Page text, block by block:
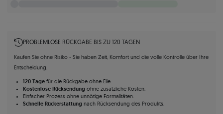
PROBLEMLOSE RÜCKGABE BIS ZU 120 TAGEN
Kaufen Sie ohne Risiko - Sie haben Zeit, Komfort und die volle Kontrolle über Ihre
Entscheidung.
120 Tagefür die Rückgabe ohne Eile.
Kostenlose Rücksendungohne zusätzliche Kosten.
Einfacher Prozess ohne unnötige Formalitäten.
Schnelle Rückerstattungnach Rücksendung des Produkts.